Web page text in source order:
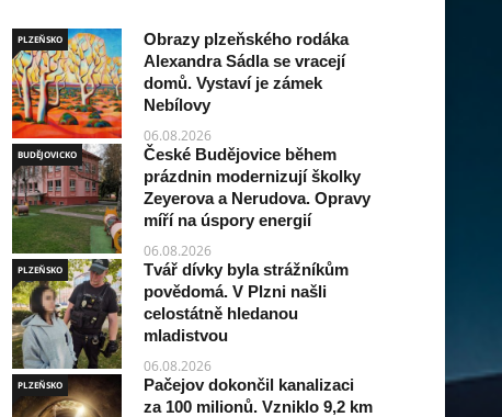
PLZEŇSKO
Obrazy plzeňského rodáka
Alexandra Sádla se vracejí
domů. Vystaví je zámek
Nebílovy
06.08.2026
BUDĚJOVICKO
České Budějovice během
prázdnin modernizují školky
Zeyerova a Nerudova. Opravy
míří na úspory energií
06.08.2026
PLZEŇSKO
Tvář dívky byla strážníkům
povědomá. V Plzni našli
celostátně hledanou
mladistvou
06.08.2026
PLZEŇSKO
Pačejov dokončil kanalizaci
za 100 milionů. Vzniklo 9,2 km